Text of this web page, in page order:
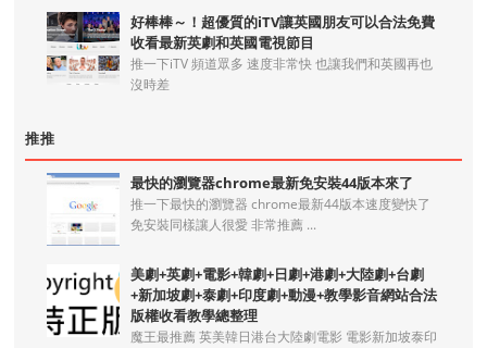
好棒棒～！超優質的iTV讓英國朋友可以合法免費
收看最新英劇和英國電視節目
推一下iTV 頻道眾多 速度非常快 也讓我們和英國再也
沒時差
推推
最快的瀏覽器chrome最新免安裝44版本來了
推一下最快的瀏覽器 chrome最新44版本速度變快了
免安裝同樣讓人很愛 非常推薦 ...
美劇+英劇+電影+韓劇+日劇+港劇+大陸劇+台劇
+新加坡劇+泰劇+印度劇+動漫+教學影音網站合法
版權收看教學總整理
魔王最推薦 英美韓日港台大陸劇電影 電影新加坡泰印